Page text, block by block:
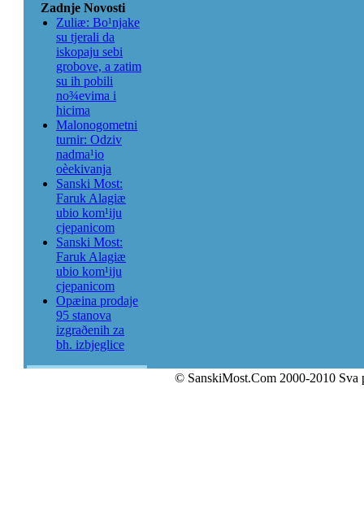
Zadnje Novosti
Zuliæ: Bo¹njake
su tjerali da
iskopaju sebi
grobove, a zatim
su ih pobili
no¾evima i
hicima
Malonogometni
turnir: Odziv
nadma¹io
oèekivanja
Sanski Most:
Faruk Alagiæ
ubio kom¹iju
cjepanicom
Sanski Most:
Faruk Alagiæ
ubio kom¹iju
cjepanicom
Opæina prodaje
95 stanova
izgraðenih za
bh. izbjeglice
© SanskiMost.Com 2000-2010